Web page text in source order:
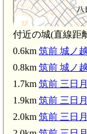
付近の城(直線距
0.6km 筑前 城ノ
0.8km 筑前 城ノ
1.7km 筑前 三日
1.9km 筑前 三日
2.0km 筑前 三日